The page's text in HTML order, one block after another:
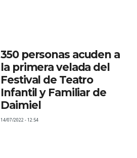
350 personas acuden a
la primera velada del
Festival de Teatro
Infantil y Familiar de
Daimiel
14/07/2022 - 12:54